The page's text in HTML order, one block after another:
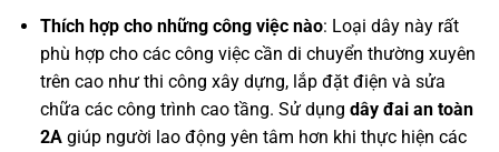
Thích hợp cho những công việc nào: Loại dây này rất
phù hợp cho các công việc cần di chuyển thường xuyên
trên cao như thi công xây dựng, lắp đặt điện và sửa
chữa các công trình cao tầng. Sử dụng dây đai an toàn
2Agiúp người lao động yên tâm hơn khi thực hiện các